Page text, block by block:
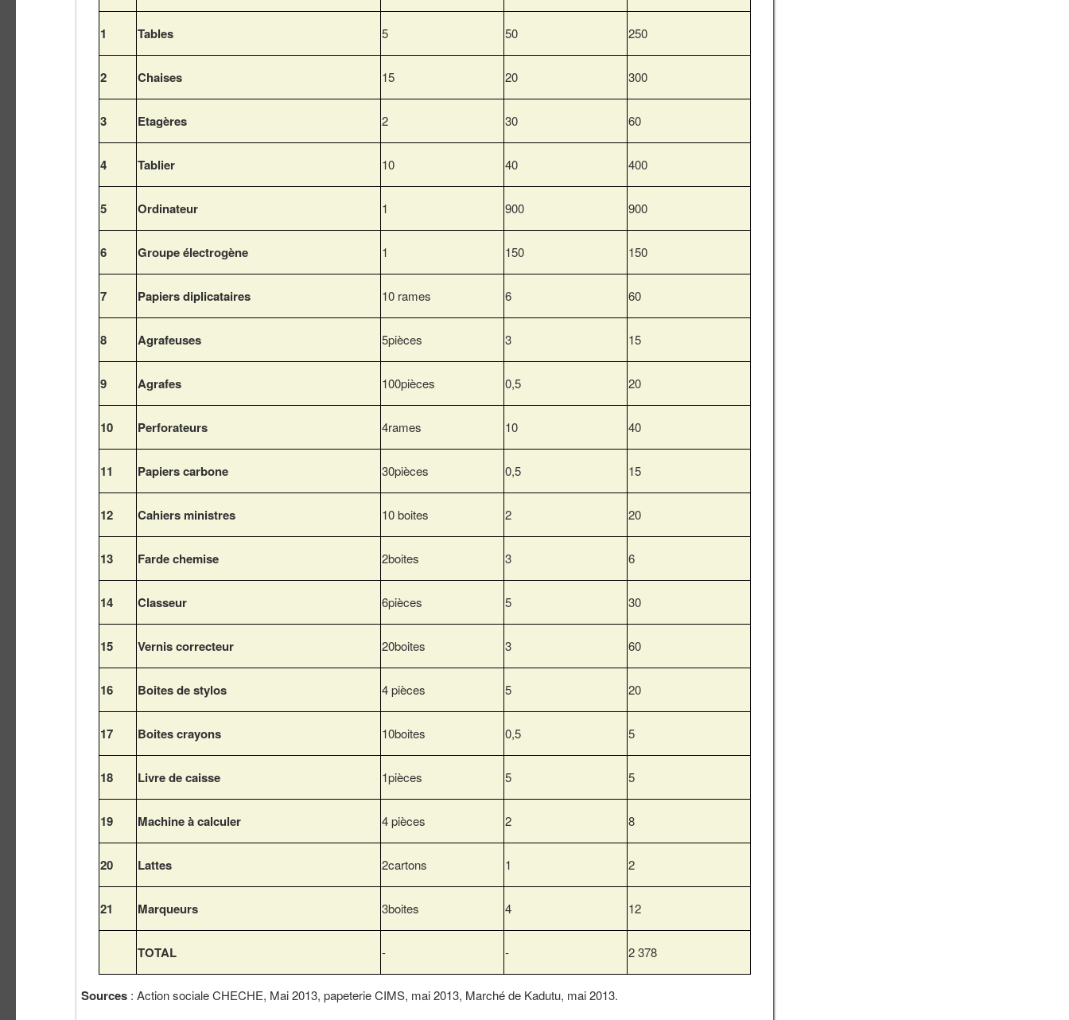
1 Tables 5 50 250
2 Chaises 15 20 300
3 Etagères 2 30 60
4 Tablier 10 40 400
5 Ordinateur 1 900 900
6 Groupe électrogène 1 150 150
7 Papiers diplicataires 10 rames 6 60
8 Agrafeuses 5pièces 3 15
9 Agrafes 100pièces 0,5 20
10 Perforateurs 4rames 10 40
11 Papiers carbone 30pièces 0,5 15
12 Cahiers ministres 10 boites 2 20
13 Farde chemise 2boites 3 6
14 Classeur 6pièces 5 30
15 Vernis correcteur 20boites 3 60
16 Boites de stylos 4 pièces 5 20
17 Boites crayons 10boites 0,5 5
18 Livre de caisse 1pièces 5 5
19 Machine à calculer 4 pièces 2 8
20 Lattes 2cartons 1 2
21 Marqueurs 3boites 4 12
TOTAL - - 2 378
Sources : Action sociale CHECHE, Mai 2013, papeterie CIMS, mai 2013, Marché de Kadutu, mai 2013.